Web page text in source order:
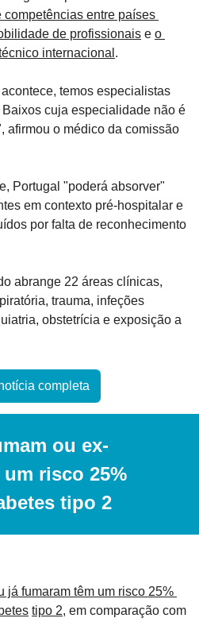
entre países
de profissionais e o
internacional .
temos especialistas
cuja especialidade não é
afirmou o médico da comissão
Portugal "poderá absorver"
em contexto pré-hospitalar e
por falta de reconhecimento
abrange 22 áreas clínicas,
trauma, infeções
obstetrícia e exposição a
completa
ou ex-
risco 25%
tipo 2
já fumaram têm um risco 25%
tipo 2, em comparação com